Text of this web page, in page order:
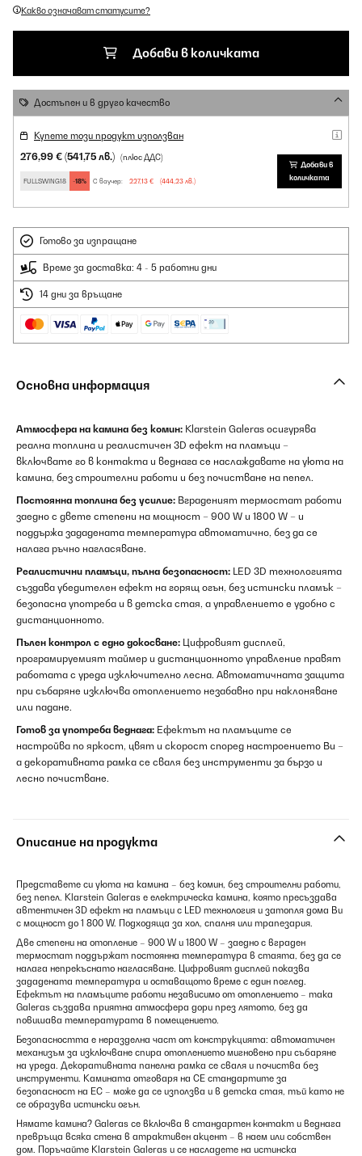
Какво означават статусите?
Добави в количката
Достъпен и в друго качество
Купете този продукт използван
276,99 € (541,75 лв.) (плюс ДДС)
FULLSWING18 -18% С ваучер: 227,13 € (444,23 лв.)
Добави в
количката
Готово за изпращане
Време за доставка: 4 - 5 работни дни
14 дни за връщане
Основна информация
Атмосфера на камина без комин: Klarstein Galeras осигурява
реална топлина и реалистичен 3D ефект на пламъци –
включвате го в контакта и веднага се наслаждавате на уюта на
камина, без строителни работи и без почистване на пепел.
Постоянна топлина без усилие: Вграденият термостат работи
заедно с двете степени на мощност – 900 W и 1800 W – и
поддържа зададената температура автоматично, без да се
налага ръчно нагласяване.
Реалистични пламъци, пълна безопасност: LED 3D технологията
създава убедителен ефект на горящ огън, без истински пламък –
безопасна употреба и в детска стая, а управлението е удобно с
дистанционното.
Пълен контрол с едно докосване: Цифровият дисплей,
програмируемият таймер и дистанционното управление правят
работата с уреда изключително лесна. Автоматичната защита
при събаряне изключва отоплението незабавно при наклоняване
или падане.
Готов за употреба веднага: Ефектът на пламъците се
настройва по яркост, цвят и скорост според настроението Ви –
а декоративната рамка се сваля без инструменти за бързо и
лесно почистване.
Описание на продукта
Представете си уюта на камина – без комин, без строителни работи,
без пепел. Klarstein Galeras е електрическа камина, която пресъздава
автентичен 3D ефект на пламъци с LED технология и затопля дома Ви
с мощност до 1 800 W. Подходяща за хол, спалня или трапезария.
Две степени на отопление – 900 W и 1800 W – заедно с вграден
термостат поддържат постоянна температура в стаята, без да се
налага непрекъснато нагласяване. Цифровият дисплей показва
зададената температура и оставащото време с един поглед.
Ефектът на пламъците работи независимо от отоплението – така
Galeras създава приятна атмосфера дори през лятото, без да
повишава температурата в помещението.
Безопасността е неразделна част от конструкцията: автоматичен
механизъм за изключване спира отоплението мигновено при събаряне
на уреда. Декоративната панелна рамка се сваля и почиства без
инструменти. Камината отговаря на CE стандартите за
безопасност на ЕС – може да се използва и в детска стая, тъй като не
се образува истински огън.
Нямате камина? Galeras се включва в стандартен контакт и веднага
превръща всяка стена в атрактивен акцент – в наем или собствен
дом. Поръчайте Klarstein Galeras и се насладете на истинска